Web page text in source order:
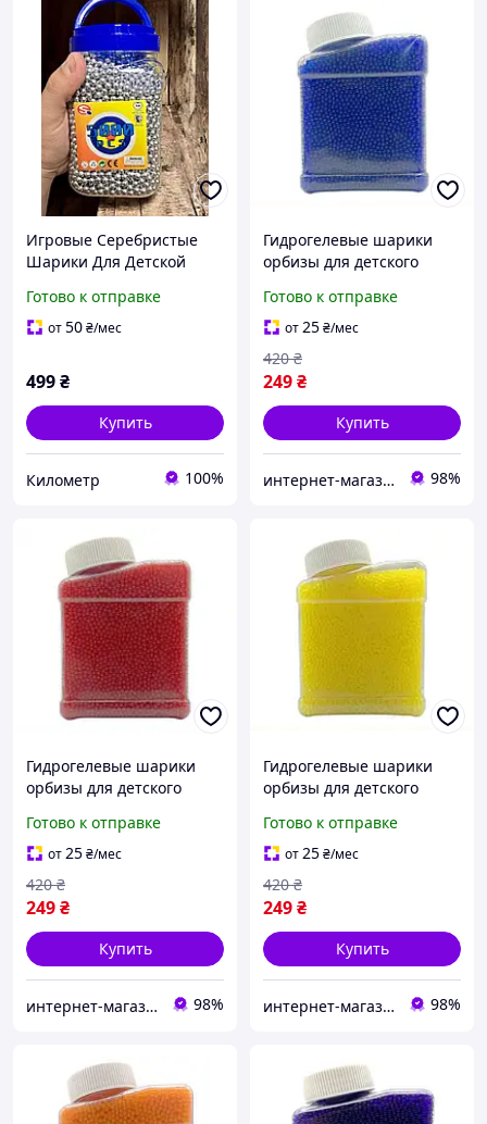
Игровые Серебристые
Шарики Для Детской
Большой Банке ||
Kilometr+
Готово к отправке
от50₴/мес
499₴
Купить
Километр 100%
Гидрогелевые шарики
орбизы для детского
мм 20000 шт. (М480105)
Готово к отправке
от25₴/мес
249₴
420 ₴
Купить
интернет-магазин "PRINTWOOD" 98%
Гидрогелевые шарики
орбизы для детского
7-8 мм 20000 шт.
(М1500116)
Готово к отправке
от25₴/мес
249₴
420 ₴
Купить
интернет-магазин "PRINTWOOD" 98%
Гидрогелевые шарики
орбизы для детского
8 мм 20000 шт (М480106)
Готово к отправке
от25₴/мес
249₴
420 ₴
Купить
интернет-магазин "PRINTWOOD" 98%